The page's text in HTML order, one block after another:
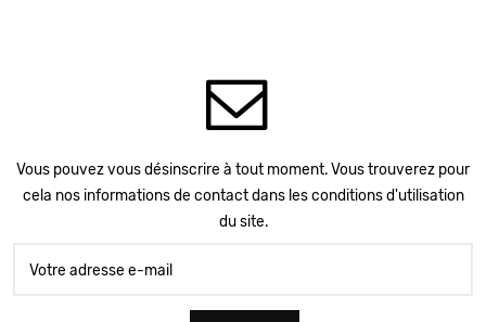
Vous pouvez vous désinscrire à tout moment. Vous trouverez pour
cela nos informations de contact dans les conditions d'utilisation
du site.